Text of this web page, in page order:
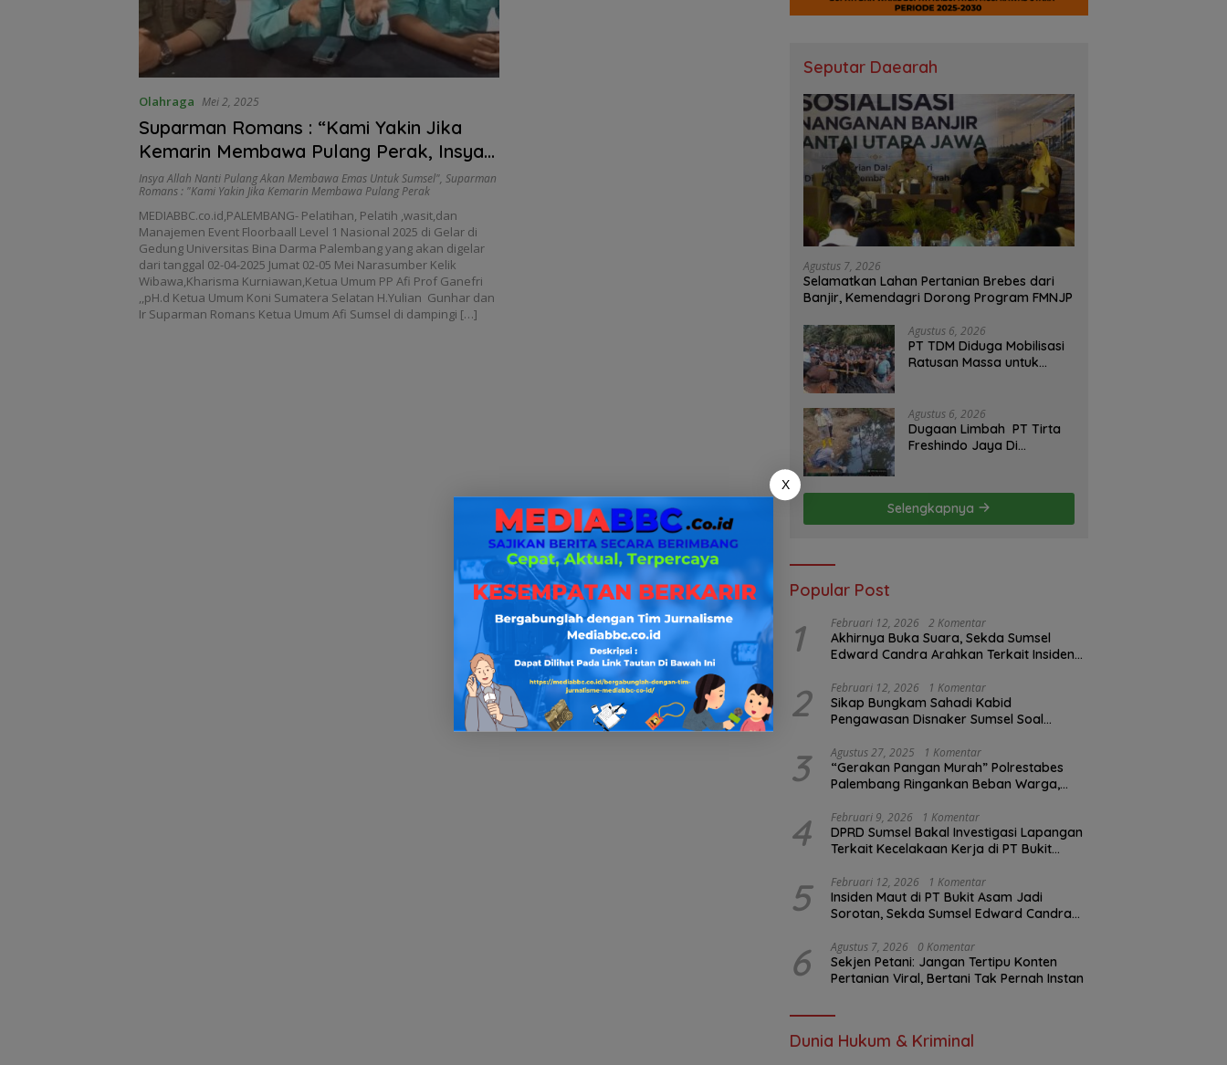
Olahraga Mei 2, 2025
Suparman Romans : “Kami Yakin Jika
Kemarin Membawa Pulang Perak, Insya
Allah Nanti Pulang Akan Membawa Emas
Untuk Sumsel”
Insya Allah Nanti Pulang Akan Membawa Emas Untuk Sumsel", Suparman
Romans : "Kami Yakin Jika Kemarin Membawa Pulang Perak
MEDIABBC.co.id,PALEMBANG- Pelatihan, Pelatih ,wasit,dan
Manajemen Event Floorbaall Level 1 Nasional 2025 di Gelar di
Gedung Universitas Bina Darma Palembang yang akan digelar
dari tanggal 02-04-2025 Jumat 02-05 Mei Narasumber Kelik
Wibawa,Kharisma Kurniawan,Ketua Umum PP Afi Prof Ganefri
,,pH.d Ketua Umum Koni Sumatera Selatan H.Yulian Gunhar dan
Ir Suparman Romans Ketua Umum Afi Sumsel di dampingi […]
Seputar Daearah
Agustus 7, 2026
Selamatkan Lahan Pertanian Brebes dari
Banjir, Kemendagri Dorong Program FMNJP
Agustus 6, 2026
PT TDM Diduga Mobilisasi
Ratusan Massa untuk
Agustus 6, 2026
Dugaan Limbah PT Tirta
Freshindo Jaya Di
Pemerintah dan
Perusahaan
Selengkapnya
Popular Post
1 Februari 12, 2026 2 Komentar
Akhirnya Buka Suara, Sekda Sumsel
Edward Candra Arahkan Terkait Insiden
2 Februari 12, 2026 1 Komentar
Sikap Bungkam Sahadi Kabid
Pengawasan Disnaker Sumsel Soal
Pengawasan K3?
3 Agustus 27, 2025 1 Komentar
“Gerakan Pangan Murah” Polrestabes
Palembang Ringankan Beban Warga,
4 Februari 9, 2026 1 Komentar
DPRD Sumsel Bakal Investigasi Lapangan
Terkait Kecelakaan Kerja di PT Bukit
5 Februari 12, 2026 1 Komentar
Insiden Maut di PT Bukit Asam Jadi
Sorotan, Sekda Sumsel Edward Candra
6 Agustus 7, 2026 0 Komentar
Sekjen Petani: Jangan Tertipu Konten
Pertanian Viral, Bertani Tak Pernah Instan
Dunia Hukum & Kriminal
X